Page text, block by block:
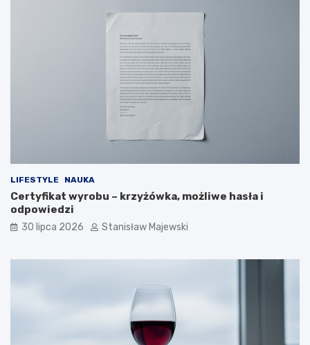
LIFESTYLE NAUKA
Certyfikat wyrobu – krzyżówka, możliwe hasła i
odpowiedzi
30 lipca 2026 Stanisław Majewski